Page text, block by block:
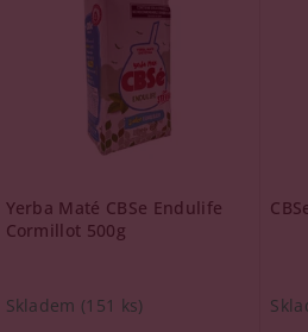
Yerba Maté CBSe Endulife
Cormillot 500g
Skladem (151 ks)